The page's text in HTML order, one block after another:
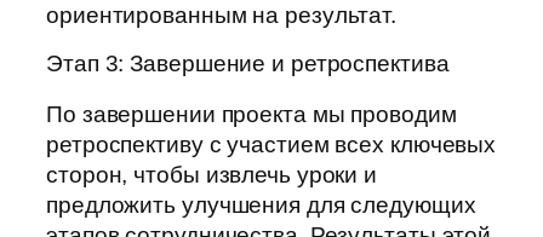
ориентированным на результат.
Этап 3: Завершение и ретроспектива
По завершении проекта мы проводим
ретроспективу с участием всех ключевых
сторон, чтобы извлечь уроки и
предложить улучшения для следующих